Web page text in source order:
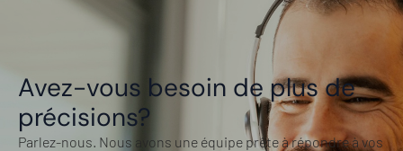
Avez-vous besoin de plus de
précisions?
Parlez-nous. Nous avons une équipe prête à répondre à vos